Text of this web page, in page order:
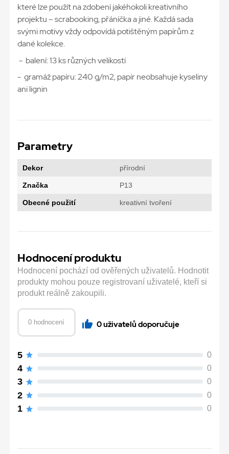
které lze použít na zdobení jakéhokoli kreativního
projektu – scrabooking, přáníčka a jiné. Každá sada
svými motivy vždy odpovídá potištěným papírům z
dané kolekce.
- balení: 13 ks různých velikostí
- gramáž papíru: 240 g/m2, papír neobsahuje kyseliny
ani lignin
Parametry
Dekor přírodní
Značka P13
Obecné použití kreativní tvoření
Hodnocení produktu
Hodnocení pochází od ověřených uživatelů. Hodnotit
produkty mohou pouze registrovaní uživatelé, kteří si
produkt reálně zakoupili.
0 hodnocení 0 uživatelů doporučuje
5 0
4 0
3 0
2 0
1 0